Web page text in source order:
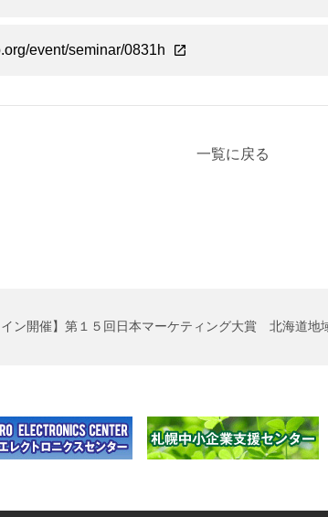
event/seminar/0831h
一覧に戻る
イン開催】第１５回日本マーケティング大賞 北海道